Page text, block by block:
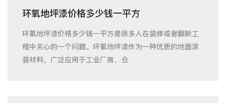
环氧地坪漆价格多少钱一平方
环氧地坪漆价格多少钱一平方是很多人在装修或者翻新工
程中关心的一个问题。环氧地坪漆作为一种优质的地面涂
装材料，广泛应用于工业厂房、仓